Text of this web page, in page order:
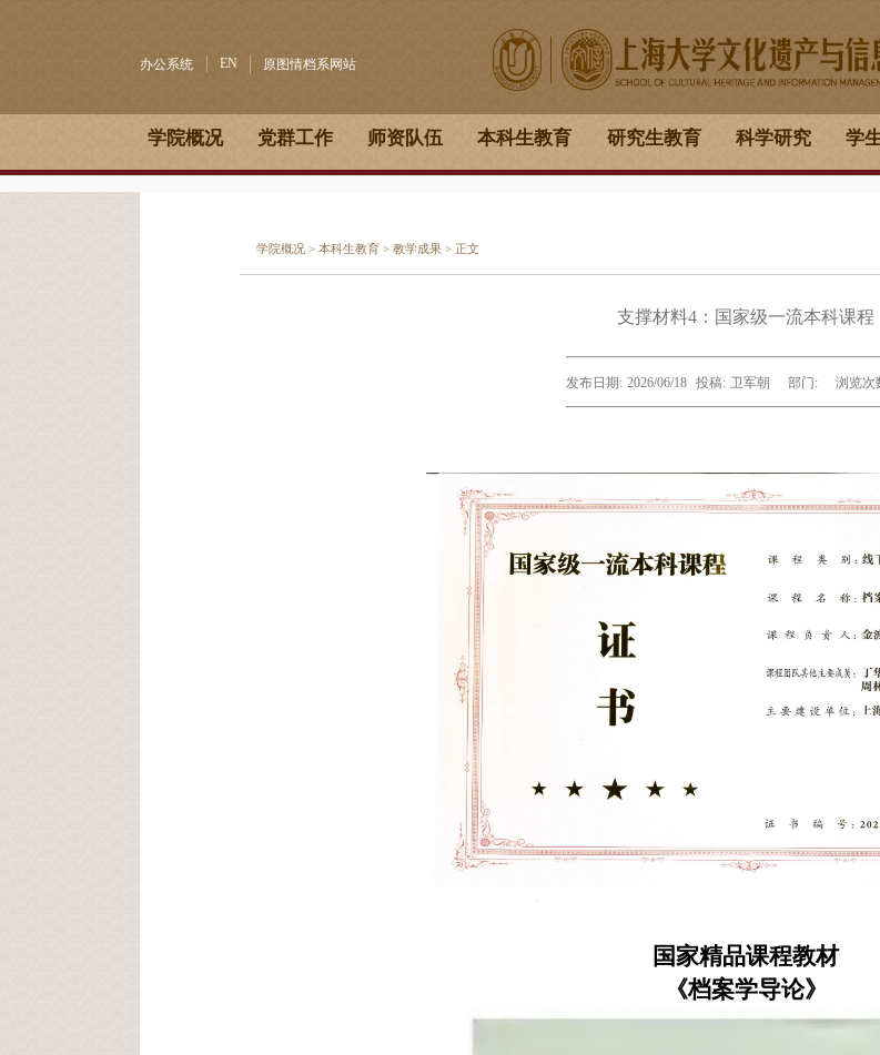
办公系统 EN 原图情档系网站
学院概况 党群工作 师资队伍 本科生教育 研究生教育 科学研究 学
学院概况 >本科生教育 >教学成果 > 正文
支撑材料4：国家级一流本科课程
发布日期: 2026/06/18 投稿: 卫军朝 部门: 浏览次
国家精品课程教材
《档案学导论》